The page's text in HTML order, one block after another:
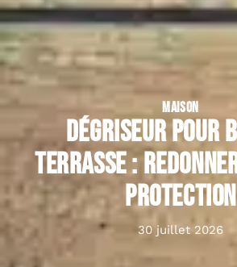
MAISON
Dégriseur pour
terrasse :
protection
30 juillet 2026